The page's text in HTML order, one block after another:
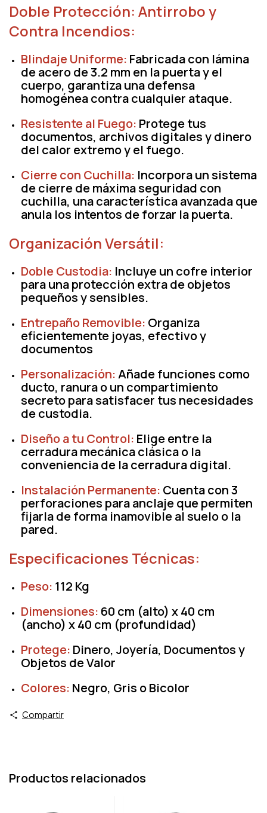
Doble Protección: Antirrobo y
Contra Incendios:
Blindaje Uniforme: Fabricada con lámina
de acero de3.2 mm en la puerta y el
cuerpo, garantiza una defensa
homogénea contra cualquier ataque.
Resistente al Fuego: Protege tus
documentos, archivos digitales y dinero
del calor extremo y el fuego.
Cierre con Cuchilla: Incorpora un sistema
de cierre de máxima seguridad con
cuchilla, una característica avanzada que
anula los intentos de forzar la puerta.
Organización Versátil:
Doble Custodia: Incluye un cofre interior
para una protección extra de objetos
pequeños y sensibles.
Entrepaño Removible: Organiza
eficientemente joyas, efectivo y
documentos
Personalización:Añade funciones como
ducto, ranurao un compartimiento
secretopara satisfacer tus necesidades
de custodia.
Diseño a tu Control: Elige entre la
cerradura mecánicaclásica o la
conveniencia de lacerradura digital.
Instalación Permanente: Cuenta con3
perforaciones para anclajeque permiten
fijarla de forma inamovible al suelo o la
pared.
Especificaciones Técnicas:
Peso: 112 Kg
Dimensiones: 60 cm (alto) x 40 cm
(ancho) x 40 cm (profundidad)
Protege: Dinero, Joyería, Documentos y
Objetos de Valor
Colores: Negro, Gris o Bicolor
Compartir
Productos relacionados